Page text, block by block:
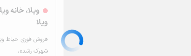
ویلا، خانه
ویلا
فروش فوری حیاط
شهرک رشده،